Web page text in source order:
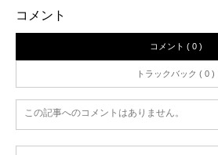
コメント
コメント ( 0 )
トラックバック ( 0 )
この記事へのコメントはありません。